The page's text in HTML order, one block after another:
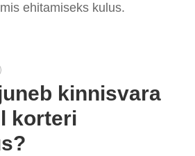
ehitamiseks kulus.
kinnisvara
korteri